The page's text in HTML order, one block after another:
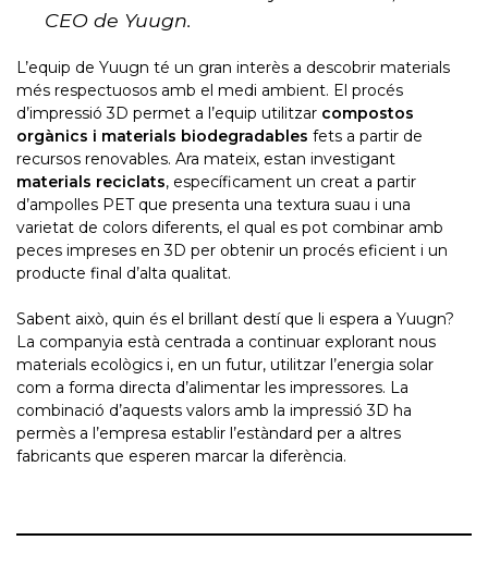
CEO de Yuugn.
L’equip de Yuugn té un gran interès a descobrir materials
més respectuosos amb el medi ambient. El procés
d’impressió 3D permet a l’equip utilitzar compostos
orgànics i materials biodegradables fets a partir de
recursos renovables. Ara mateix, estan investigant
materials reciclats, específicament un creat a partir
d’ampolles PET que presenta una textura suau i una
varietat de colors diferents, el qual es pot combinar amb
peces impreses en 3D per obtenir un procés eficient i un
producte final d’alta qualitat.
Sabent això, quin és el brillant destí que li espera a Yuugn?
La companyia està centrada a continuar explorant nous
materials ecològics i, en un futur, utilitzar l’energia solar
com a forma directa d’alimentar les impressores. La
combinació d’aquests valors amb la impressió 3D ha
permès a l’empresa establir l’estàndard per a altres
fabricants que esperen marcar la diferència.